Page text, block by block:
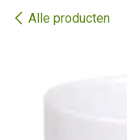
Alle producten